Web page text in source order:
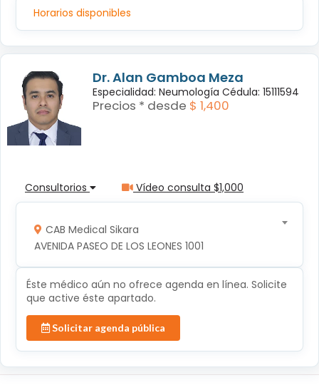
Horarios disponibles
Dr. Alan Gamboa Meza
Especialidad: Neumología Cédula: 15111594
Precios * desde $ 1,400
Consultorios Vídeo consulta $1,000
CAB Medical Sikara
AVENIDA PASEO DE LOS LEONES 1001
Éste médico aún no ofrece agenda en línea. Solicite
que active éste apartado.
Solicitar agenda pública